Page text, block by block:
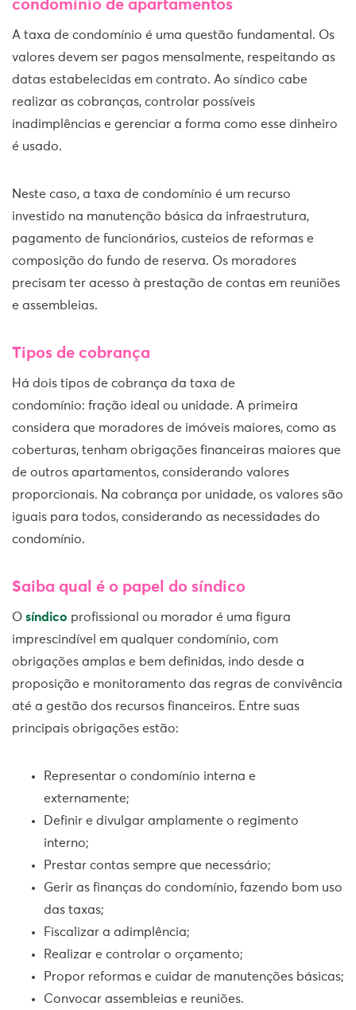
condomínio de apartamentos
A taxa de condomínio é uma questão fundamental. Os
valores devem ser pagos mensalmente, respeitando as
datas estabelecidas em contrato. Ao síndico cabe
realizar as cobranças, controlar possíveis
inadimplências e gerenciar a forma como esse dinheiro
é usado.
Neste caso, a taxa de condomínio é um recurso
investido na manutenção básica da infraestrutura,
pagamento de funcionários, custeios de reformas e
composição do fundo de reserva. Os moradores
precisam ter acesso à prestação de contas em reuniões
e assembleias.
Tipos de cobrança
Há dois tipos de cobrança da taxa de
condomínio: fração ideal ou unidade. A primeira
considera que moradores de imóveis maiores, como as
coberturas, tenham obrigações financeiras maiores que
de outros apartamentos, considerando valores
proporcionais. Na cobrança por unidade, os valores são
iguais para todos, considerando as necessidades do
condomínio.
Saiba qual é o papel do síndico
O síndico profissional ou morador é uma figura
imprescindível em qualquer condomínio, com
obrigações amplas e bem definidas, indo desde a
proposição e monitoramento das regras de convivência
até a gestão dos recursos financeiros. Entre suas
principais obrigações estão:
Representar o condomínio interna e
externamente;
Definir e divulgar amplamente o regimento
interno;
Prestar contas sempre que necessário;
Gerir as finanças do condomínio, fazendo bom uso
das taxas;
Fiscalizar a adimplência;
Realizar e controlar o orçamento;
Propor reformas e cuidar de manutenções básicas;
Convocar assembleias e reuniões.